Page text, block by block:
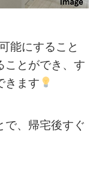
能にすること
ことができ、す
きます
で、帰宅後すぐ